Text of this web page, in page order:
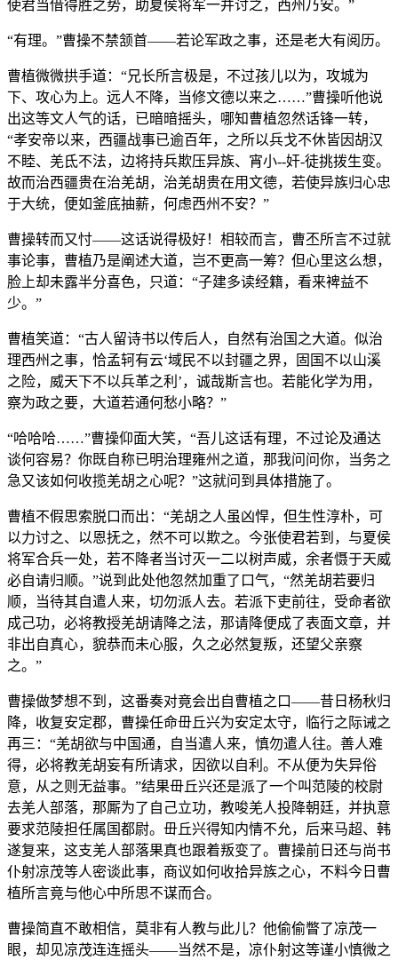
使君当借得胜之势，助夏侯将军一并讨之，西州乃安。”
“有理。”曹操不禁颔首——若论军政之事，还是老大有阅历。
曹植微微拱手道：“兄长所言极是，不过孩儿以为，攻城为
下、攻心为上。远人不降，当修文德以来之……”曹操听他说
出这等文人气的话，已暗暗摇头，哪知曹植忽然话锋一转，
“孝安帝以来，西疆战事已逾百年，之所以兵戈不休皆因胡汉
不睦、羌氐不法，边将持兵欺压异族、宵小--奸-徒挑拨生变。
故而治西疆贵在治羌胡，治羌胡贵在用文德，若使异族归心忠
于大统，便如釜底抽薪，何虑西州不安？”
曹操转而又忖——这话说得极好！相较而言，曹丕所言不过就
事论事，曹植乃是阐述大道，岂不更高一筹？但心里这么想，
脸上却未露半分喜色，只道：“子建多读经籍，看来裨益不
少。”
曹植笑道：“古人留诗书以传后人，自然有治国之大道。似治
理西州之事，恰孟轲有云‘域民不以封疆之界，固国不以山溪
之险，威天下不以兵革之利’，诚哉斯言也。若能化学为用，
察为政之要，大道若通何愁小略？”
“哈哈哈……”曹操仰面大笑，“吾儿这话有理，不过论及通达
谈何容易？你既自称已明治理雍州之道，那我问问你，当务之
急又该如何收揽羌胡之心呢？”这就问到具体措施了。
曹植不假思索脱口而出：“羌胡之人虽凶悍，但生性淳朴，可
以力讨之、以恩抚之，然不可以欺之。今张使君若到，与夏侯
将军合兵一处，若不降者当讨灭一二以树声威，余者慑于天威
必自请归顺。”说到此处他忽然加重了口气，“然羌胡若要归
顺，当待其自遣人来，切勿派人去。若派下吏前往，受命者欲
成己功，必将教授羌胡请降之法，那请降便成了表面文章，并
非出自真心，貌恭而未心服，久之必然复叛，还望父亲察
之。”
曹操做梦想不到，这番奏对竟会出自曹植之口——昔日杨秋归
降，收复安定郡，曹操任命毌丘兴为安定太守，临行之际诫之
再三：“羌胡欲与中国通，自当遣人来，慎勿遣人往。善人难
得，必将教羌胡妄有所请求，因欲以自利。不从便为失异俗
意，从之则无益事。”结果毌丘兴还是派了一个叫范陵的校尉
去羌人部落，那厮为了自己立功，教唆羌人投降朝廷，并执意
要求范陵担任属国都尉。毌丘兴得知内情不允，后来马超、韩
遂复来，这支羌人部落果真也跟着叛变了。曹操前日还与尚书
仆射凉茂等人密谈此事，商议如何收拾异族之心，不料今日曹
植所言竟与他心中所思不谋而合。
曹操简直不敢相信，莫非有人教与此儿？他偷偷瞥了凉茂一
眼，却见凉茂连连摇头——当然不是，凉仆射这等谨小慎微之